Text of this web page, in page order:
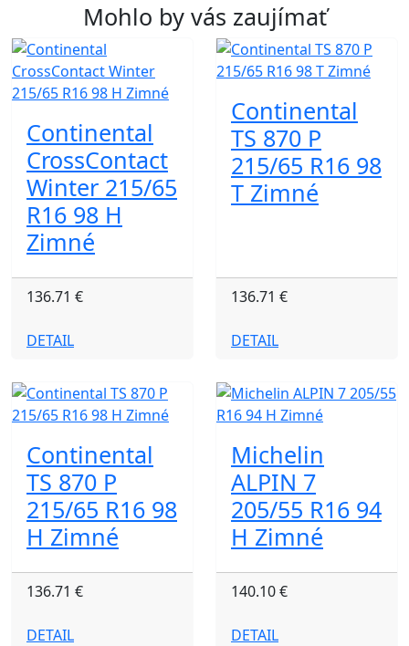
Mohlo by vás zaujímať
Continental
CrossContact
Winter 215/65
R16 98 H
Zimné
136.71 €
DETAIL
Continental
TS 870 P
215/65 R16 98
T Zimné
136.71 €
DETAIL
Continental
TS 870 P
215/65 R16 98
H Zimné
136.71 €
DETAIL
Michelin
ALPIN 7
205/55 R16 94
H Zimné
140.10 €
DETAIL